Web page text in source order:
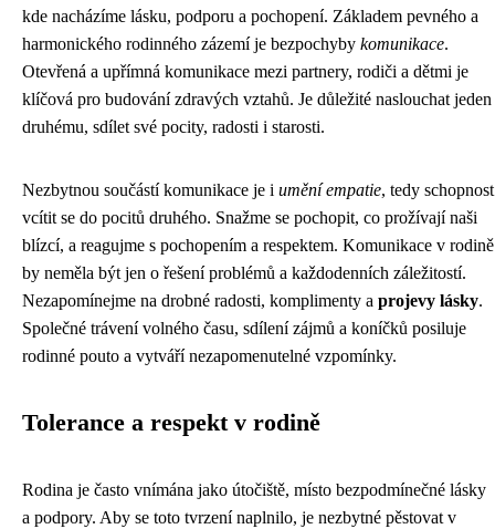
kde nacházíme lásku, podporu a pochopení. Základem pevného a
harmonického rodinného zázemí je bezpochyby komunikace.
Otevřená a upřímná komunikace mezi partnery, rodiči a dětmi je
klíčová pro budování zdravých vztahů. Je důležité naslouchat jeden
druhému, sdílet své pocity, radosti i starosti.
Nezbytnou součástí komunikace je i umění empatie, tedy schopnost
vcítit se do pocitů druhého. Snažme se pochopit, co prožívají naši
blízcí, a reagujme s pochopením a respektem. Komunikace v rodině
by neměla být jen o řešení problémů a každodenních záležitostí.
Nezapomínejme na drobné radosti, komplimenty a projevy lásky.
Společné trávení volného času, sdílení zájmů a koníčků posiluje
rodinné pouto a vytváří nezapomenutelné vzpomínky.
Tolerance a respekt v rodině
Rodina je často vnímána jako útočiště, místo bezpodmínečné lásky
a podpory. Aby se toto tvrzení naplnilo, je nezbytné pěstovat v